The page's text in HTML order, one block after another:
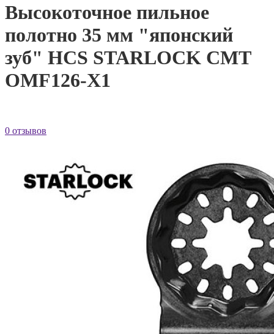
Высокоточное пильное
полотно 35 мм "японский
зуб" HCS STARLOCK CMT
OMF126-X1
0 отзывов